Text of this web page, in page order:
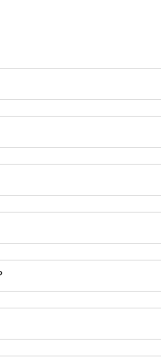
וואָס טייפּס